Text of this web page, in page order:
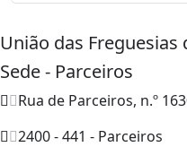
União das Freguesias
Sede - Parceiros
Rua de Parceiros, n.º
2400 - 441 - Parceiros